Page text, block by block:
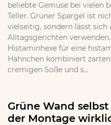
beliebte Gemüse bei vielen
Teller. Grüner Spargel ist
vielseitig, sondern lässt
Alltagsgerichten
Histaminhexe für eine
Hähnchen kombiniert
cremigen Soße und s...
Grüne Wand
der Montage